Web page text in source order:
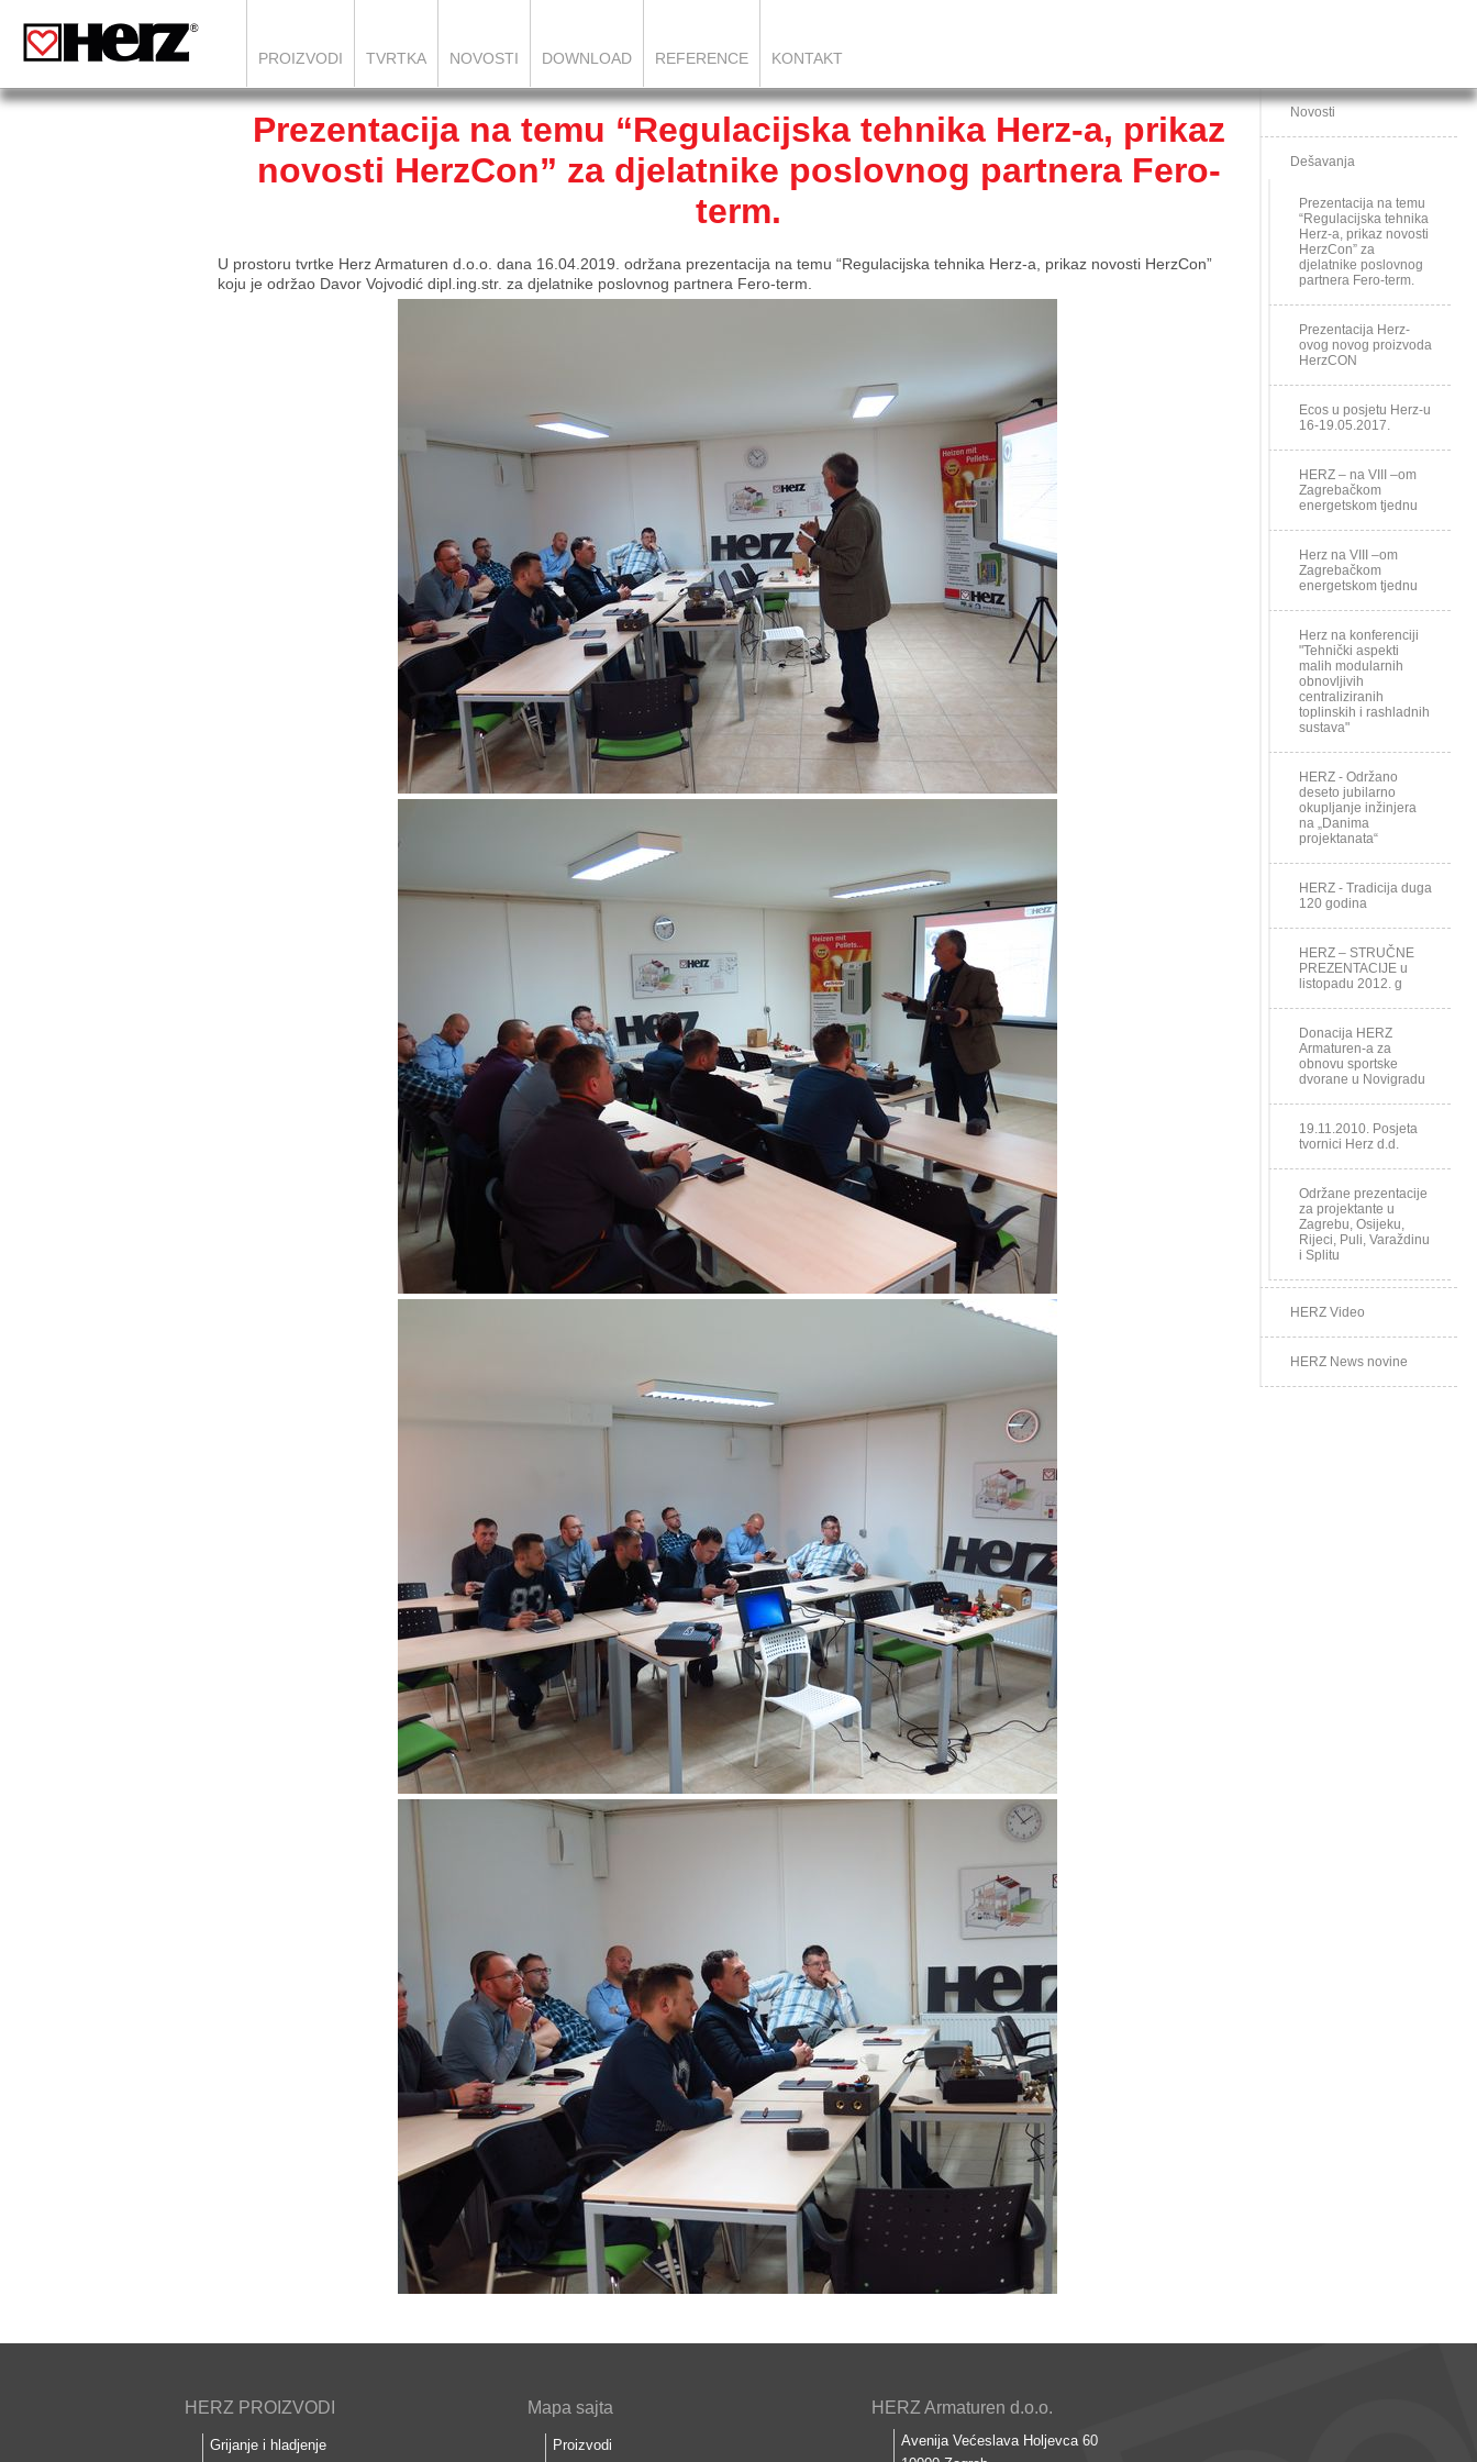
PROIZVODI TVRTKA NOVOSTI DOWNLOAD REFERENCE KONTAKT
Prezentacija na temu “Regulacijska tehnika Herz-a, prikaz
novosti HerzCon” za djelatnike poslovnog partnera Fero-
term.
U prostoru tvrtke Herz Armaturen d.o.o. dana 16.04.2019. održana prezentacija na temu “Regulacijska tehnika Herz-a, prikaz novosti HerzCon”
koju je održao Davor Vojvodić dipl.ing.str. za djelatnike poslovnog partnera Fero-term.
Novosti
Dešavanja
Prezentacija na temu
“Regulacijska tehnika
Herz-a, prikaz novosti
HerzCon” za
djelatnike poslovnog
partnera Fero-term.
Prezentacija Herz-
ovog novog proizvoda
HerzCON
Ecos u posjetu Herz-u
16-19.05.2017.
HERZ – na VIII –om
Zagrebačkom
energetskom tjednu
Herz na VIII –om
Zagrebačkom
energetskom tjednu
Herz na konferenciji
"Tehnički aspekti
malih modularnih
obnovljivih
centraliziranih
toplinskih i rashladnih
sustava"
HERZ - Održano
deseto jubilarno
okupljanje inžinjera
na „Danima
projektanata“
HERZ - Tradicija duga
120 godina
HERZ – STRUČNE
PREZENTACIJE u
listopadu 2012. g
Donacija HERZ
Armaturen-a za
obnovu sportske
dvorane u Novigradu
19.11.2010. Posjeta
tvornici Herz d.d.
Održane prezentacije
za projektante u
Zagrebu, Osijeku,
Rijeci, Puli, Varaždinu
i Splitu
HERZ Video
HERZ News novine
HERZ PROIZVODI
Grijanje i hladjenje
Mapa sajta
Proizvodi
HERZ Armaturen d.o.o.
Avenija Većeslava Holjevca 60